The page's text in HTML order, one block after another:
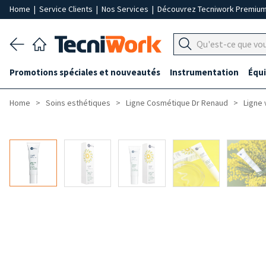
Home | Service Clients | Nos Services | Découvrez Tecniwork Premium
Promotions spéciales et nouveautés Instrumentation
Home Soins esthétiques Ligne Cosmétique Dr Renaud Ligne